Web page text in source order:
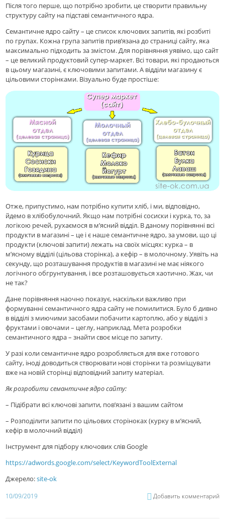
Пiсля того перше, що потрібно зробити, це створити правильну
структуру сайту на підставі семантичного ядра.
Семантичне ядро сайту – це список ключових запитів, які розбиті
по групах. Кожна група запитів прив’язана до страниці сайту, яка
максимально підходить за змістом. Для порівняння уявімо, що сайт
– це великий продуктовий супер-маркет. Всі товари, які продаються
в цьому магазині, є ключовими запитами. А відділи магазину є
цільовими сторінками. Візуально буде простіше:
Отже, припустимо, нам потрібно купити хліб, і ми, відповідно,
йдемо в хлібобулочний. Якщо нам потрібні сосиски і курка, то, за
логікою речей, рухаємося в м’ясний відділ. В даному порівнянні всі
продукти в магазині – це і є наше семантичне ядро, за умови, що ці
продукти (ключові запити) лежать на своїх місцях: курка – в
м’ясному відділі (цільова сторінка), а кефір – в молочному. Уявіть на
секунду, що розташування продуктів в магазині не має ніякого
логічного обгрунтування, і все розташовується хаотично. Жах, чи
не так?
Дане порівняння наочно показує, наскільки важливо при
формуванні семантичного ядра сайту не помилитися. Було б дивно
в відділі з миючими засобами побачити картоплю, або у відділі з
фруктами і овочами – цеглу, наприклад. Мета розробки
семантичного ядра – знайти своє місце по запиту.
У разі коли семантичне ядро ​​розробляється для вже готового
сайту, іноді доводиться створювати нові сторінки та розміщувати
вже на новій сторінці відповідний запиту матеріал.
Як розробити семантичне ядро ​​сайту:
– Підібрати всі ключові запити, пов’язані з вашим сайтом
– Розподілити запити по цiльових сторіноках (курку в м’ясний,
кефір в молочний відділ)
Інструмент для підбору ключових слів Google
https://adwords.google.com/select/KeywordToolExternal
Джерело:site-ok
10/09/2019 Добавить комментарий